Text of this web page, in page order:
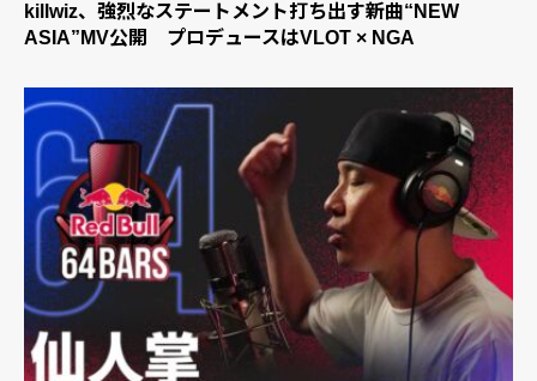
killwiz、強烈なステートメント打ち出す新曲“NEW
ASIA”MV公開 プロデュースはVLOT × NGA